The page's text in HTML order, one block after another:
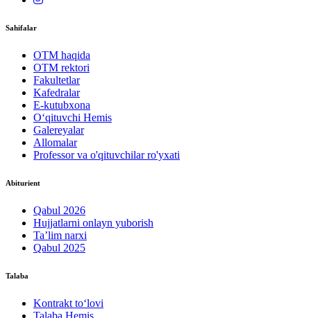
Sahifalar
OTM haqida
OTM rektori
Fakultetlar
Kafedralar
E-kutubxona
O‘qituvchi Hemis
Galereyalar
Allomalar
Professor va o'qituvchilar ro'yxati
Abiturient
Qabul 2026
Hujjatlarni onlayn yuborish
Ta’lim narxi
Qabul 2025
Talaba
Kontrakt to‘lovі
Talaba Hemis